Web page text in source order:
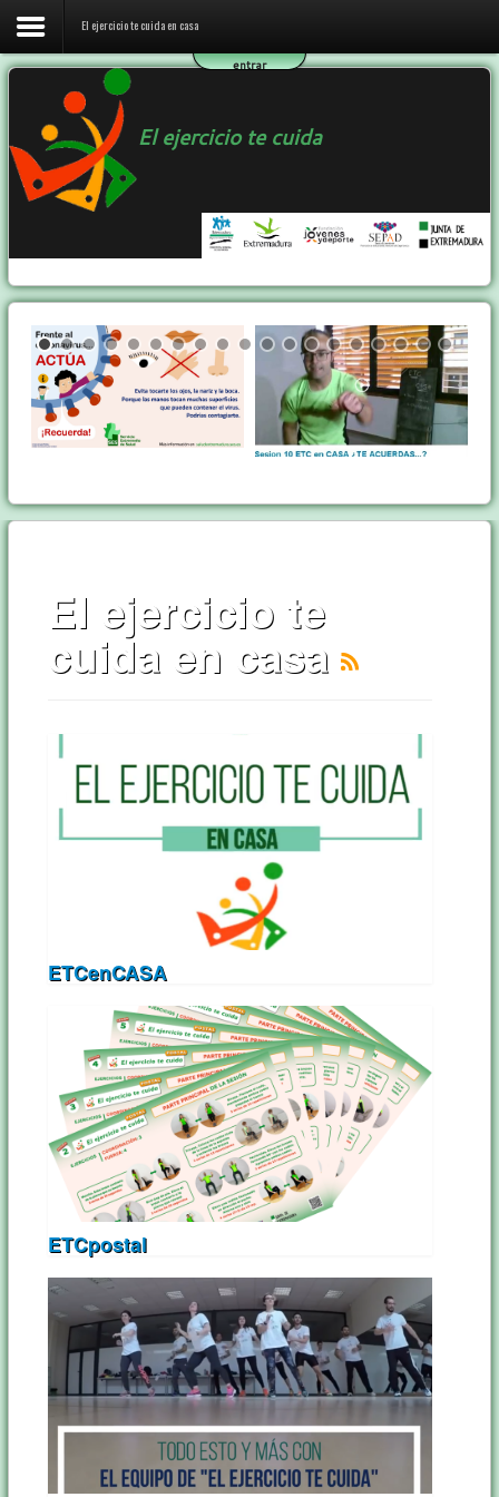
El ejercicio te cuida en casa
El programa ETC
Ejercicio y Salud
Contactar
El ejercicio te cuida en casa
entrar
El ejercicio te cuida
El ejercicio te
cuida en casa
ETCenCASA
ETCpostal